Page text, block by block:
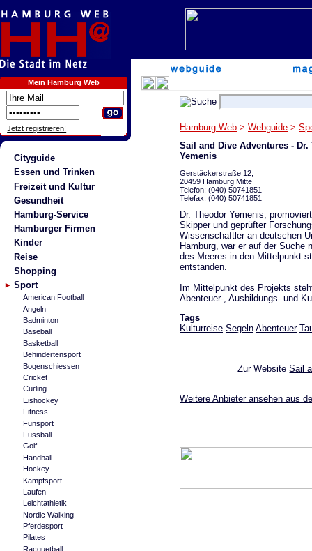
Mein Hamburg Web
Jetzt registrieren!
Cityguide
Essen und Trinken
Freizeit und Kultur
Gesundheit
Hamburg-Service
Hamburger Firmen
Kinder
Reise
Shopping
Sport
American Football
Angeln
Badminton
Baseball
Basketball
Behindertensport
Bogenschiessen
Cricket
Curling
Eishockey
Fitness
Funsport
Fussball
Golf
Handball
Hockey
Kampfsport
Laufen
Leichtathletik
Nordic Walking
Pferdesport
Pilates
Racquetball
Hamburg Web > Webguide >
Sail and Dive Adventures - Dr.
Yemenis
Gerstäckerstraße 12,
20459 Hamburg Mitte
Telefon: (040) 50741851
Telefax: (040) 50741851
Dr. Theodor Yemenis,
Skipper und geprüfter
Wissenschaftler an deutschen
Hamburg, war er auf der Suche
des Meeres in den Mittelpunkt
entstanden.
Im Mittelpunkt des Projekts
Abenteuer-, Ausbildungs- und
Tags
Kulturreise Segeln Abenteuer
Zur WebsiteSail
Weitere Anbieter ansehen aus